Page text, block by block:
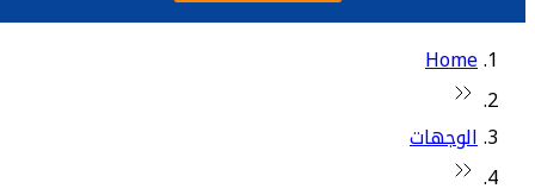
Home
الوجهات